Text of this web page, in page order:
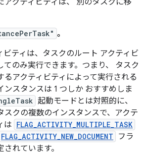
アクティビティは、 別のタスクに移
。
ビティは、タスクのルート アクティビ
てのみ実行できます。つまり、 タスク
るアクティビティによって実行される
ンスタンスは 1 つしか おすすめしま
起動モードとは対照的に、
スクの複数のインスタンスで、アクテ
は FLAG_ACTIVITY_MULTIPLE_TASK
FLAG_ACTIVITY_NEW_DOCUMENT
フラ
されています。